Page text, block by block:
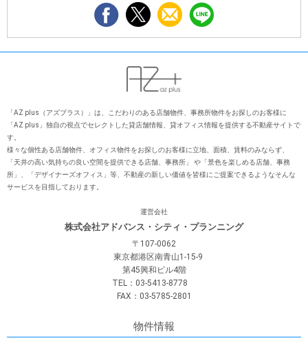
「AZ plus（アズプラス）」は、こだわりのある店舗物件、事務所物件をお探しのお客様に
「AZ plus」独⾃の視点でセレクトした貸店舗情報、貸オフィス情報を提供する不動産サイトで
す。
様々な個性ある店舗物件、オフィス物件をお探しのお客様に⽴地、⾯積、賃料のみならず、
「天井の⾼い気持ちの良い空間を提供できる店舗、事務所」 や「景⾊を楽しめる店舗、事務
所」、「デザイナーズオフィス」等、不動産の新しい価値を皆様にご提案できるようなそんな
サービスを⽬指しております。
運営会社
株式会社アドバンス・シティ・プランニング
〒107-0062
東京都港区南青山1-15-9
第45興和ビル4階
TEL：03-5413-8778
FAX：03-5785-2801
物件情報